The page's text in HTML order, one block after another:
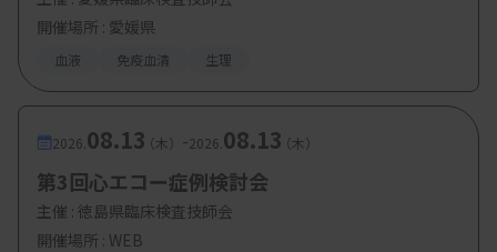
開催場所 : 愛媛県
血液 免疫血清 生理
2026. 08.13（木） -2026. 08.13（木）
第3回心エコー症例検討会
主催 : 徳島県臨床検査技師会
開催場所 : WEB